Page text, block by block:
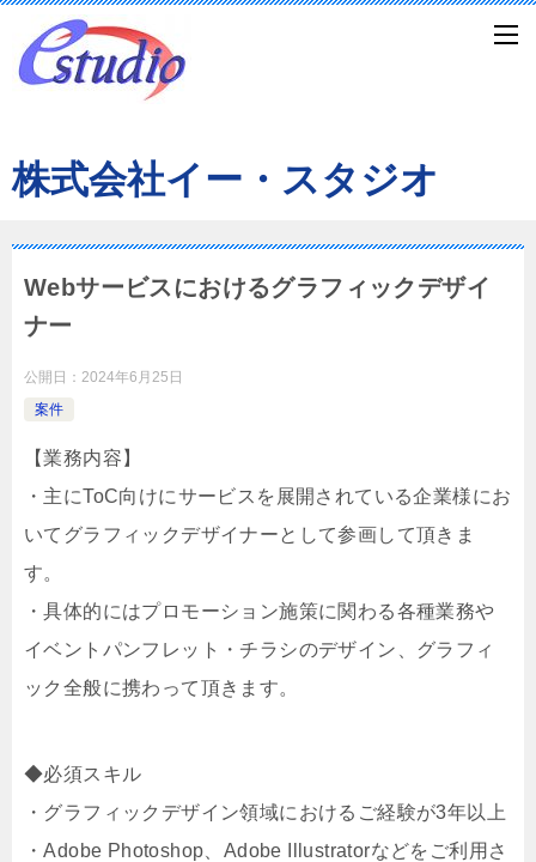
株式会社イー・スタジオ
Webサービスにおけるグラフィックデザイ
ナー
公開日： 2024年6月25日
案件
【業務内容】
・主にToC向けにサービスを展開されている企業様にお
いてグラフィックデザイナーとして参画して頂きま
す。
・具体的にはプロモーション施策に関わる各種業務や
イベントパンフレット・チラシのデザイン、グラフィ
ック全般に携わって頂きます。
◆必須スキル
・グラフィックデザイン領域におけるご経験が3年以上
・Adobe Photoshop、Adobe Illustratorなどをご利用さ